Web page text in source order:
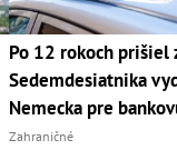
Po 12 rokoch prišiel
Sedemdesiatnika
Nemecka pre
Zahraničné